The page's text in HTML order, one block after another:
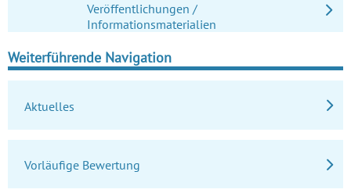
Veröffentlichungen /
Informationsmaterialien
Weiterführende Navigation
Aktuelles
Vorläufige Bewertung